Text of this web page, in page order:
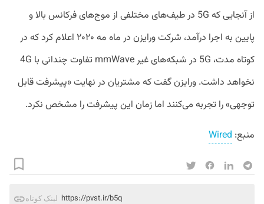
از آنجایی که 5G در طیف‌های مختلفی از موج‌های فرکانس بالا و
پایین به اجرا درآمد، شرکت ورایزن در ماه مه ۲۰۲۰ اعلام کرد که در
کوتاه مدت، 5G در شبکه‌های غیر mmWave تفاوت چندانی با 4G
نخواهد داشت. ورایزن گفت که مشتریان در نهایت «پیشرفت قابل
توجهی» را تجربه می‌کنند اما زمان این پیشرفت را مشخص نکرد.
منبع: Wired
لینک کوتاه https://pvst.ir/b5q